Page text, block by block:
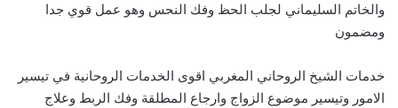
والخاتم السليماني لجلب الحظ وفك النحس وهو عمل قوي جدا
ومضمون
خدمات الشيخ الروحاني المغربي اقوى الخدمات الروحانية في تيسير
الامور وتيسير موضوع الزواج وارجاع المطلقة وفك الربط وعلاج